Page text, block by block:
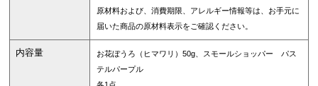
原材料および、消費期限、アレルギー情報等は、お手元に
届いた商品の原材料表示をご確認ください。
内容量
お花ぼうろ（ヒマワリ）50g、スモールショッパー パス
テルパープル